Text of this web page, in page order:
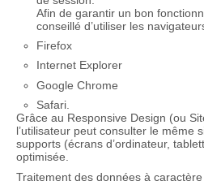
Afin de garantir un bon
conseillé d’utiliser les
Firefox
Internet Explorer
Google Chrome
Safari.
Grâce au Responsive Design (ou
l’utilisateur peut consulter le même
supports (écrans d’ordinateur,
optimisée.
Traitement des données à